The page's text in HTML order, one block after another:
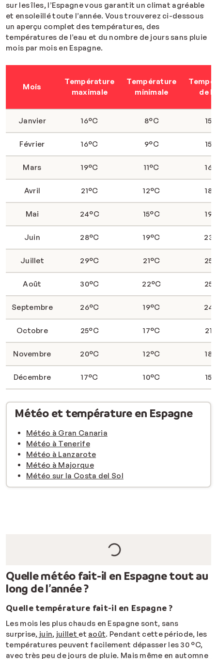
sur les îles, l’Espagne vous garantit un climat agréable
et ensoleillé toute l’année. Vous trouverez ci-dessous
un aperçu complet des températures, des
températures de l’eau et du nombre de jours sans pluie
mois par mois en Espagne.
Mois
Température
maximale
Température
minimale
de
Janvier 16°C 8°C
Février 16°C 9°C
Mars 19°C 11°C
Avril 21°C 12°C
Mai 24°C 15°C
Juin 28°C 19°C
Juillet 29°C 21°C
Août 30°C 22°C
Septembre 26°C 19°C
Octobre 25°C 17°C
Novembre 20°C 12°C
Décembre 17°C 10°C
Météo et température en Espagne
Météo à Gran Canaria
Météo à Tenerife
Météo à Lanzarote
Météo à Majorque
Météo sur la Costa del Sol
Quelle météo fait-il en Espagne tout au
long de l’année ?
Quelle température fait-il en Espagne ?
Les mois les plus chauds en Espagne sont, sans
surprise, juin, juillet et août. Pendant cette période, les
températures peuvent facilement dépasser les 30 °C,
avec très peu de jours de pluie. Mais même en automne